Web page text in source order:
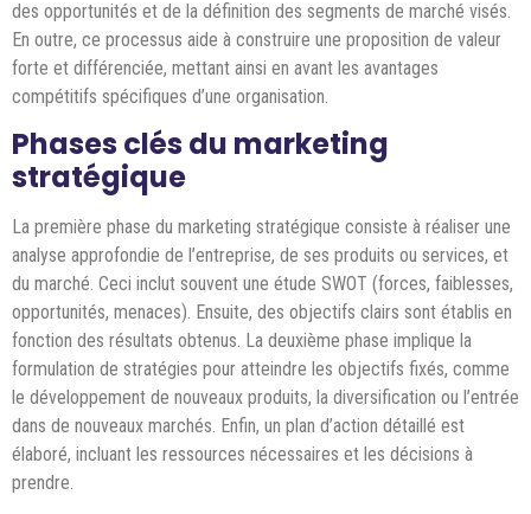
des opportunités et de la définition des segments de marché visés.
En outre, ce processus aide à construire une proposition de valeur
forte et différenciée, mettant ainsi en avant les avantages
compétitifs spécifiques d’une organisation.
Phases clés du marketing
stratégique
La première phase du marketing stratégique consiste à réaliser une
analyse approfondie de l’entreprise, de ses produits ou services, et
du marché. Ceci inclut souvent une étude SWOT (forces, faiblesses,
opportunités, menaces). Ensuite, des objectifs clairs sont établis en
fonction des résultats obtenus. La deuxième phase implique la
formulation de stratégies pour atteindre les objectifs fixés, comme
le développement de nouveaux produits, la diversification ou l’entrée
dans de nouveaux marchés. Enfin, un plan d’action détaillé est
élaboré, incluant les ressources nécessaires et les décisions à
prendre.